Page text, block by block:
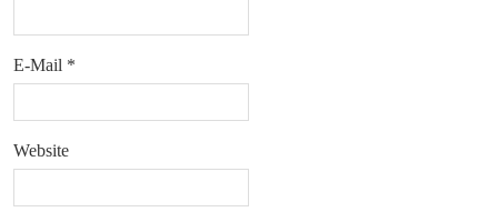
E-Mail *
Website